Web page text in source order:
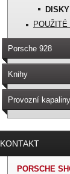
POUŽITÉ
Porsche 928
Knihy
Provozní kapaliny
KONTAKT
PORSCHE